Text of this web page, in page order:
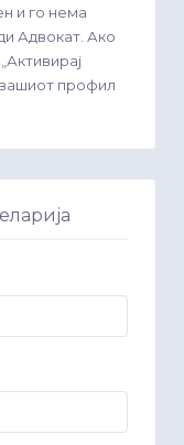
и го нема
Адвокат. Ако
вашиот профил